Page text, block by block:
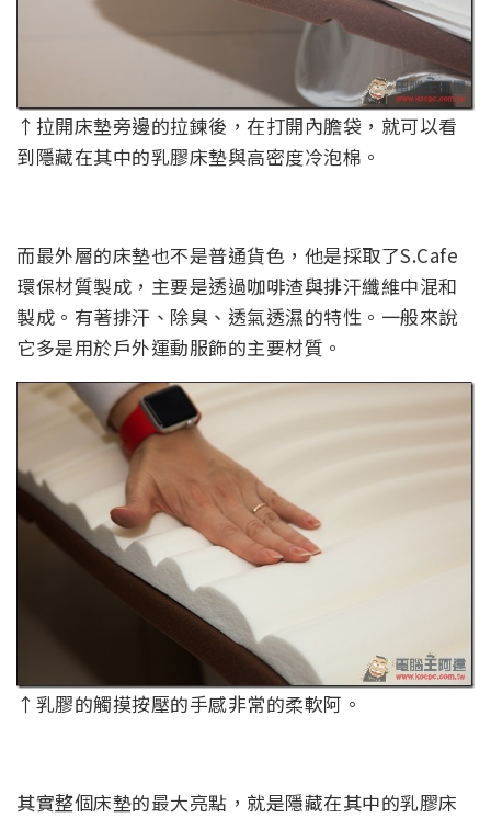
↑拉開床墊旁邊的拉鍊後，在打開內膽袋，就可以看
到隱藏在其中的乳膠床墊與高密度冷泡棉。
而最外層的床墊也不是普通貨色，他是採取了S.Cafe
環保材質製成，主要是透過咖啡渣與排汗纖維中混和
製成。有著排汗、除臭、透氣透濕的特性。一般來說
它多是用於戶外運動服飾的主要材質。
↑乳膠的觸摸按壓的手感非常的柔軟阿。
其實整個床墊的最大亮點，就是隱藏在其中的乳膠床